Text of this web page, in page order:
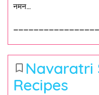
नमन…
bookmark_border Navaratri
Recipes